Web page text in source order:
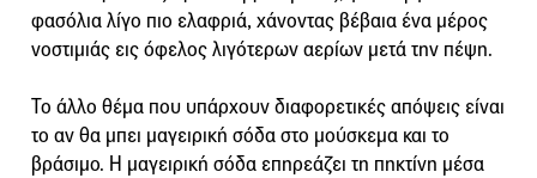
φασόλια λίγο πιο ελαφριά, χάνοντας βέβαια ένα μέρος
νοστιμιάς εις όφελος λιγότερων αερίων μετά την πέψη.
Το άλλο θέμα που υπάρχουν διαφορετικές απόψεις είναι
το αν θα μπει μαγειρική σόδα στο μούσκεμα και το
βράσιμο. Η μαγειρική σόδα επηρεάζει τη πηκτίνη μέσα